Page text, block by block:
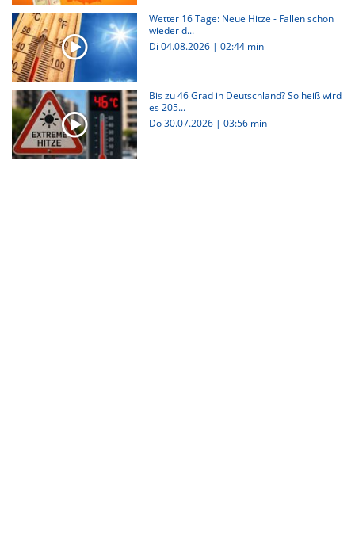
Wetter 16 Tage: Neue Hitze - Fallen schon
wieder d...
Di 04.08.2026 | 02:44 min
Bis zu 46 Grad in Deutschland? So heiß wird
es 205...
Do 30.07.2026 | 03:56 min